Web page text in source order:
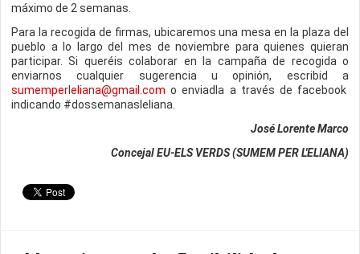
máximo de 2 semanas.
Para la recogida de firmas, ubicaremos una mesa en la plaza del
pueblo a lo largo del mes de noviembre para quienes quieran
participar. Si queréis colaborar en la campaña de recogida o
enviarnos cualquier sugerencia u opinión, escribid a
sumemperleliana@gmail.com o enviadla a través de facebook
indicando #dossemanasleliana.
José Lorente Marco
Concejal EU-ELS VERDS (SUMEM PER L'ELIANA)